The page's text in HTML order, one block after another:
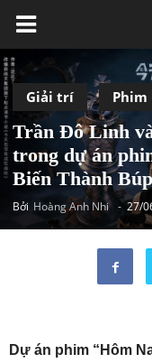
Giải trí Phim
Trần Đô Linh
trong dự án
Biến Thành
Bởi Hoàng Anh Nhi - 27/
Dự án phim “Hôm